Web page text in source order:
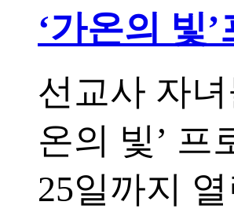
‘가온의 빛
선교사 자
온의 빛’ 프
25일까지